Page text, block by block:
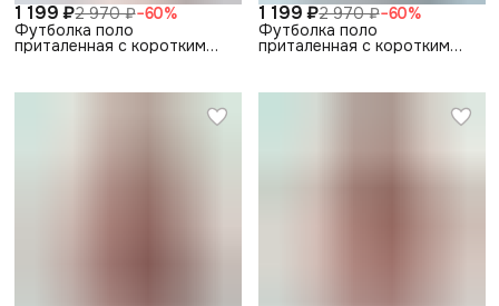
1 199 ₽2 970 ₽−60%
Футболка поло
приталенная с коротким
1 199 ₽2 970 ₽−60%
Футболка поло
приталенная с коротким